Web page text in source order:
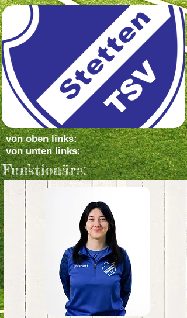
von oben links:
von unten links:
Funktionäre: